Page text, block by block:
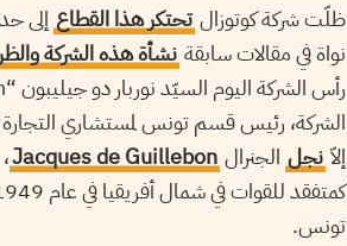
ظلّت شركة كوتوزال تحتكر هذا القطاع
نواة في مقالات سابقة نشأة هذه الشركة
الشركة، رئيس قسم تونس لمستشاري التجارة
إلاّ نجل الجنرال Jacques de Guillebon
تونس.